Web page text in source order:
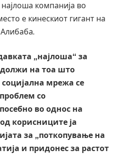
компанија во
е кинескиот гигант на
Алибаба.
„најлоша“ за
должи на тоа што
мрежа се
со
во однос на
корисниците ја
за „поткопување на
и придонес за растот